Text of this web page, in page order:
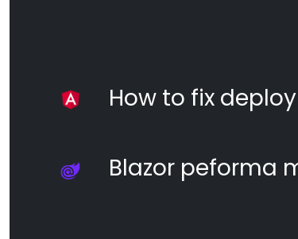
How to fix
Blazor peforma